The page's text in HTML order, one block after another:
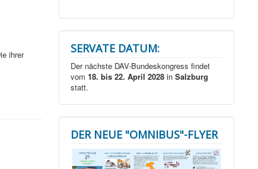
ihrer
SERVATE DATUM:
Der nächste DAV-Bundeskongress findet
vom18. bis 22. April 2028 inSalzburg
statt.
DER NEUE "OMNIBUS"-FLYER